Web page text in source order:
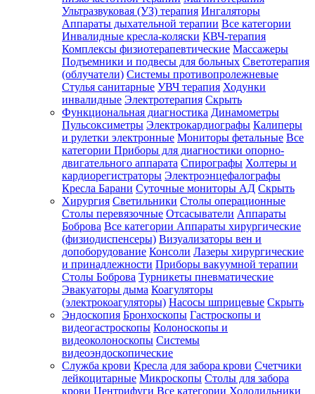
Ультразвуковая (УЗ) терапия Ингаляторы
Аппараты дыхательной терапии Все категории
Инвалидные кресла-коляски КВЧ-терапия
Комплексы физиотерапевтические Массажеры
Подъемники и подвесы для больных Светотерапия
(облучатели) Системы противопролежневые
Стулья санитарные УВЧ терапия Ходунки
инвалидные Электротерапия Скрыть
Функциональная диагностика Динамометры
Пульсоксиметры Электрокардиографы Калиперы
и рулетки электронные Мониторы фетальные Все
категории Приборы для диагностики опорно-
двигательного аппарата Спирографы Холтеры и
кардиорегистраторы Электроэнцефалографы
Кресла Барани Суточные мониторы АД Скрыть
Хирургия Светильники Столы операционные
Столы перевязочные Отсасыватели Аппараты
Боброва Все категории Аппараты хирургические
(физиодиспенсеры) Визуализаторы вен и
допоборудование Консоли Лазеры хирургические
и принадлежности Приборы вакуумной терапии
Столы Боброва Турникеты пневматические
Эвакуаторы дыма Коагуляторы
(электрокоагуляторы) Насосы шприцевые Скрыть
Эндоскопия Бронхоскопы Гастроскопы и
видеогастроскопы Колоноскопы и
видеоколоноскопы Системы
видеоэндоскопические
Служба крови Кресла для забора крови Счетчики
лейкоцитарные Микроскопы Столы для забора
крови Центрифуги Все категории Холодильники